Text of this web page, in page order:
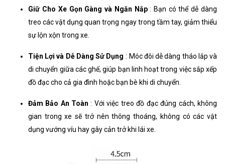
Giữ Cho Xe Gọn Gàng và Ngăn Nắp : Bạn có thể dễ dàng
treo các vật dụng quan trọng ngay trong tầm tay, giảm thiểu
sự lộn xộn trong xe.
Tiện Lợi và Dễ Dàng Sử Dụng : Móc đôi dễ dàng tháo lắp và
di chuyển giữa các ghế, giúp bạn linh hoạt trong việc sắp xếp
đồ đạc cho cả gia đình hoặc bạn bè khi di chuyển.
Đảm Bảo An Toàn : Với việc treo đồ đạc đúng cách, không
gian trong xe sẽ trở nên thông thoáng, không có các vật
dụng vướng víu hay gây cản trở khi lái xe.